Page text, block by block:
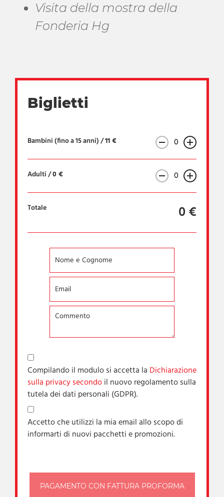
Visita della mostra della
Fonderia Hg
Biglietti
Bambini (fino a 15 anni) /11 €
Adulti /0 €
Totale 0 €
Compilando il modulo si accetta la Dichiarazione
sulla privacy secondo il nuovo regolamento sulla
tutela dei dati personali (GDPR).
Accetto che utilizzi la mia email allo scopo di
informarti di nuovi pacchetti e promozioni.
PAGAMENTO CON FATTURA PROFORMA